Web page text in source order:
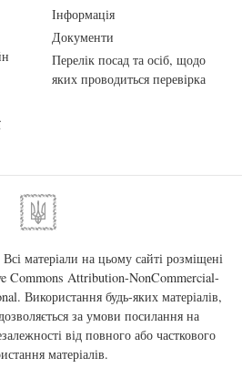
Інформація
Документи
Перелік посад та осіб, щодо
яких проводиться перевірка
матеріали на цьому сайті розміщені
Commons Attribution-NonCommercial-
. Використання будь-яких матеріалів,
за умови посилання на
від повного або часткового
матеріалів.